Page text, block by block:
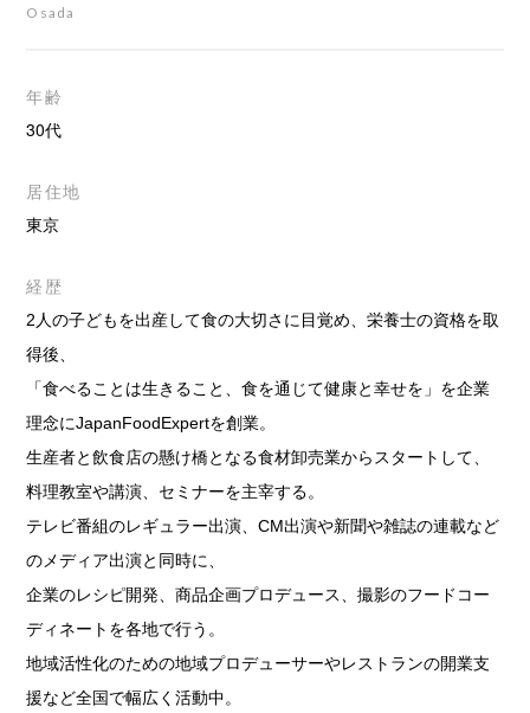
Osada
年齢
30代
居住地
東京
経歴
2人の子どもを出産して食の大切さに目覚め、栄養士の資格を取
得後、
「食べることは生きること、食を通じて健康と幸せを」を企業
理念にJapanFoodExpertを創業。
生産者と飲食店の懸け橋となる食材卸売業からスタートして、
料理教室や講演、セミナーを主宰する。
テレビ番組のレギュラー出演、CM出演や新聞や雑誌の連載など
のメディア出演と同時に、
企業のレシピ開発、商品企画プロデュース、撮影のフードコー
ディネートを各地で行う。
地域活性化のための地域プロデューサーやレストランの開業支
援など全国で幅広く活動中。